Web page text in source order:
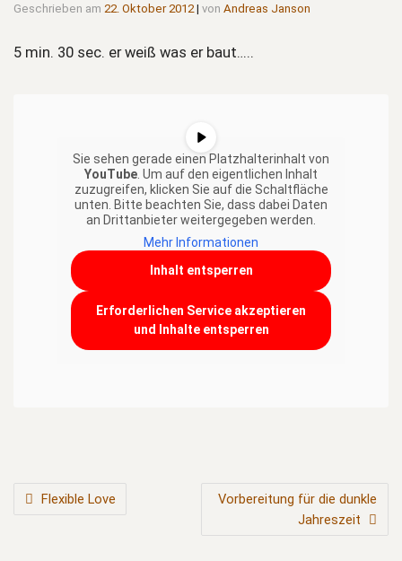
Geschrieben am 22. Oktober 2012| von Andreas Janson
5 min. 30 sec. er weiß was er baut…..
Sie sehen gerade einen Platzhalterinhalt von
YouTube . Um auf den eigentlichen Inhalt
zuzugreifen, klicken Sie auf die Schaltfläche
unten. Bitte beachten Sie, dass dabei Daten
an Drittanbieter weitergegeben werden.
Mehr Informationen
Inhalt entsperren
Erforderlichen Service akzeptieren
und Inhalte entsperren
BEITRAGSNAVIGATIONFlexible Love
Vorbereitung für die dunkle
Jahreszeit